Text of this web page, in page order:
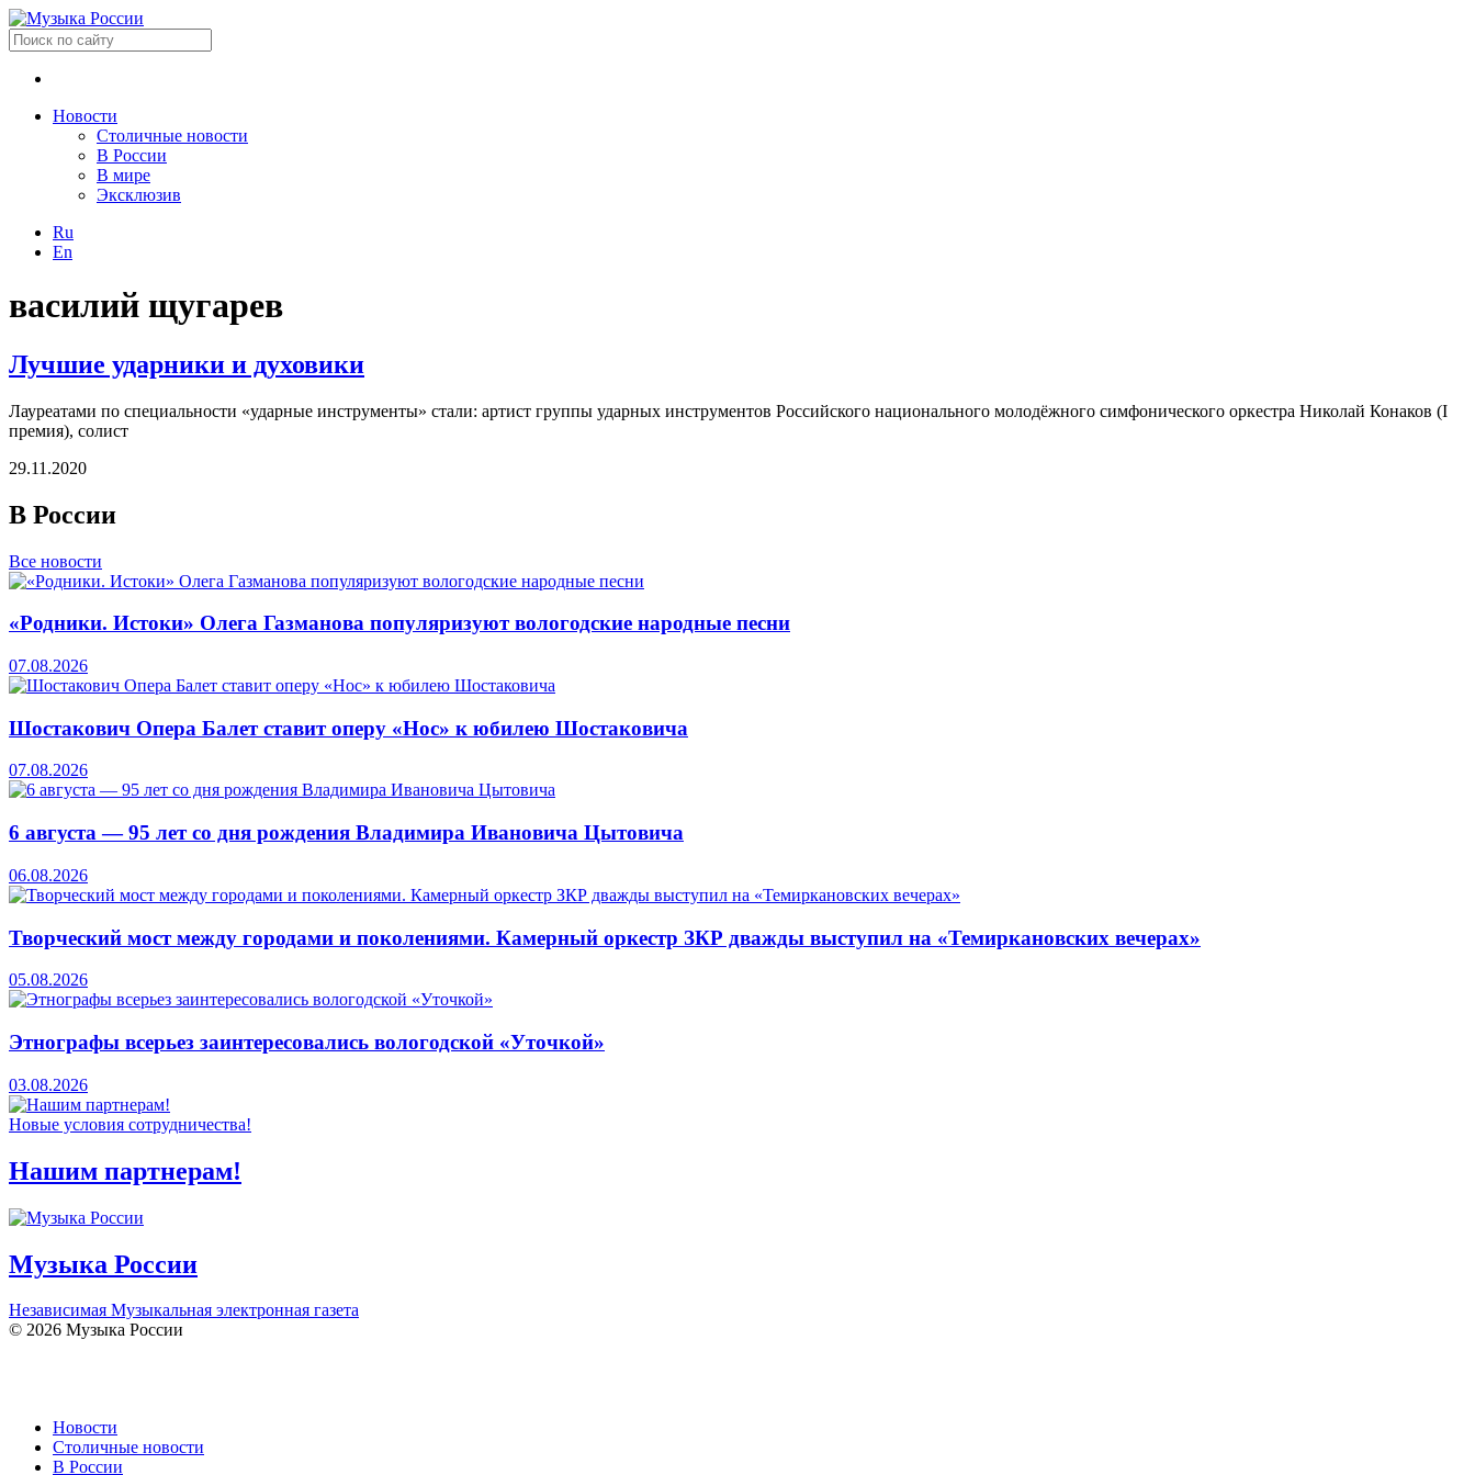
Новости
Столичные новости
В России
В мире
Эксклюзив
Ru
En
василий щугарев
Лучшие ударники и духовики
Лауреатами по специальности «ударные инструменты» стали: артист группы ударных инструментов Российского национального молодёжного симфонического оркестра Николай Конаков (I
премия), cолист
29.11.2020
В России
Все новости
«Родники. Истоки» Олега Газманова популяризуют вологодские народные песни
07.08.2026
Шостакович Опера Балет ставит оперу «Нос» к юбилею Шостаковича
07.08.2026
6 августа — 95 лет со дня рождения Владимира Ивановича Цытовича
06.08.2026
Творческий мост между городами и поколениями. Камерный оркестр ЗКР дважды выступил на «Темиркановских вечерах»
05.08.2026
Этнографы всерьез заинтересовались вологодской «Уточкой»
03.08.2026
Новые условия сотрудничества!
Нашим партнерам!
Музыка России
Независимая Музыкальная электронная газета
© 2026 Музыка России
Новости
Столичные новости
В России